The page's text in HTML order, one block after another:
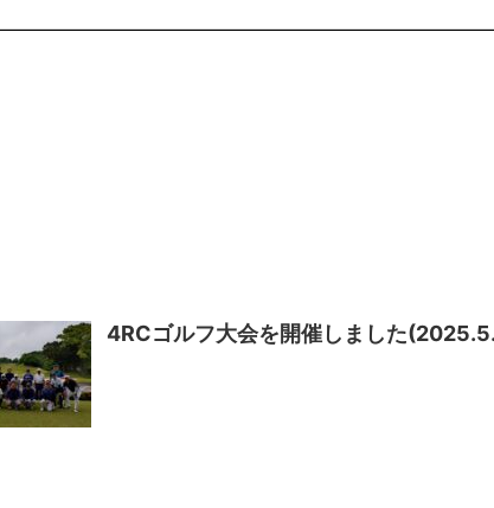
4RCゴルフ大会を開催しました